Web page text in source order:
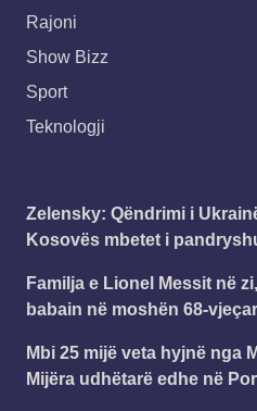
Rajoni
Show Bizz
Sport
Teknologji
Zelensky: Qëndrimi i
Kosovës mbetet i
Familja e Lionel Messit në
babain në moshën 68-
Mbi 25 mijë veta hyjnë nga
Mijëra udhëtarë edhe në